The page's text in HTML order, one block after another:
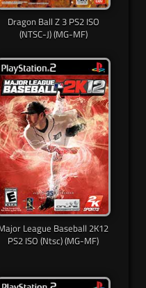
Dragon Ball Z 3 PS2 ISO
(NTSC-J) (MG-MF)
League Baseball 2K12
PS2 ISO (Ntsc) (MG-MF)